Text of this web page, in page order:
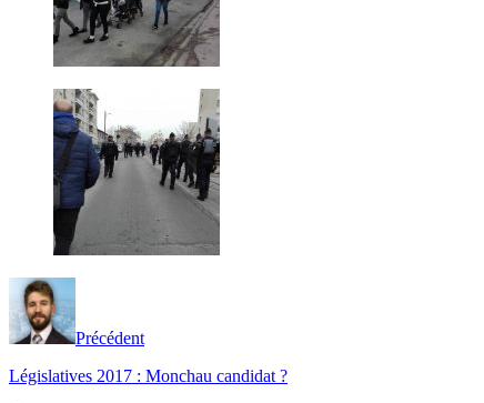
Précédent
Législatives 2017 : Monchau candidat ?